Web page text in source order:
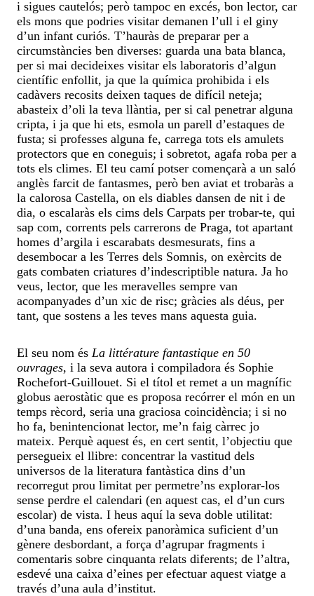
i sigues cautelós; però tampoc en excés, bon lector, car
els mons que podries visitar demanen l’ull i el giny
d’un infant curiós. T’hauràs de preparar per a
circumstàncies ben diverses: guarda una bata blanca,
per si mai decideixes visitar els laboratoris d’algun
científic enfollit, ja que la química prohibida i els
cadàvers recosits deixen taques de difícil neteja;
abasteix d’oli la teva llàntia, per si cal penetrar alguna
cripta, i ja que hi ets, esmola un parell d’estaques de
fusta; si professes alguna fe, carrega tots els amulets
protectors que en coneguis; i sobretot, agafa roba per a
tots els climes. El teu camí potser començarà a un saló
anglès farcit de fantasmes, però ben aviat et trobaràs a
la calorosa Castella, on els diables dansen de nit i de
dia, o escalaràs els cims dels Carpats per trobar-te, qui
sap com, corrents pels carrerons de Praga, tot apartant
homes d’argila i escarabats desmesurats, fins a
desembocar a les Terres dels Somnis, on exèrcits de
gats combaten criatures d’indescriptible natura. Ja ho
veus, lector, que les meravelles sempre van
acompanyades d’un xic de risc; gràcies als déus, per
tant, que sostens a les teves mans aquesta guia.
El seu nom és La littérature fantastique en 50
ouvrages, i la seva autora i compiladora és Sophie
Rochefort-Guillouet. Si el títol et remet a un magnífic
globus aerostàtic que es proposa recórrer el món en un
temps rècord, seria una graciosa coincidència; i si no
ho fa, benintencionat lector, me’n faig càrrec jo
mateix. Perquè aquest és, en cert sentit, l’objectiu que
persegueix el llibre: concentrar la vastitud dels
universos de la literatura fantàstica dins d’un
recorregut prou limitat per permetre’ns explorar-los
sense perdre el calendari (en aquest cas, el d’un curs
escolar) de vista. I heus aquí la seva doble utilitat:
d’una banda, ens ofereix panoràmica suficient d’un
gènere desbordant, a força d’agrupar fragments i
comentaris sobre cinquanta relats diferents; de l’altra,
esdevé una caixa d’eines per efectuar aquest viatge a
través d’una aula d’institut.